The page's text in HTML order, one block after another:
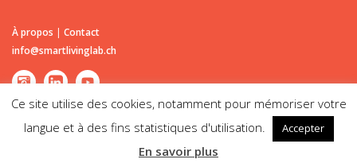
À propos | Contact
info@smartlivinglab.ch
©2026Smart Living Lab | Passage du Cardinal 13B CH-1700 Fribourg |
Mentions légales | Impressum
Ce site utilise des cookies, notamment pour mémoriser votre
langue et à des fins statistiques d'utilisation.
Accepter
En savoir plus